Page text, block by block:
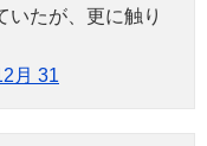
いたが、更に触り
月 31